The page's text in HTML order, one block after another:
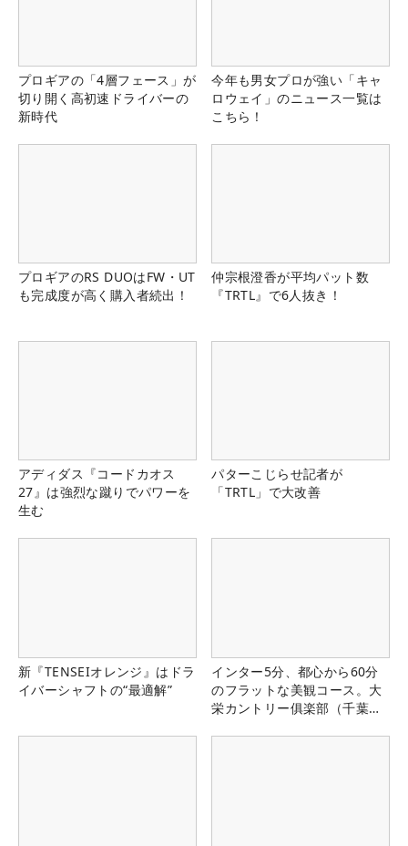
プロギアの「4層フェース」が
切り開く高初速ドライバーの
新時代
今年も男女プロが強い「キャ
ロウェイ」のニュース一覧は
こちら！
プロギアのRS DUOはFW・UT
も完成度が高く購入者続出！
仲宗根澄香が平均パット数
『TRTL』で6人抜き！
アディダス『コードカオス
27』は強烈な蹴りでパワーを
生む
パターこじらせ記者が
「TRTL」で大改善
新『TENSEIオレンジ』はドラ
イバーシャフトの“最適解”
インター5分、都心から60分
のフラットな美観コース。大
栄カントリー俱楽部（千葉